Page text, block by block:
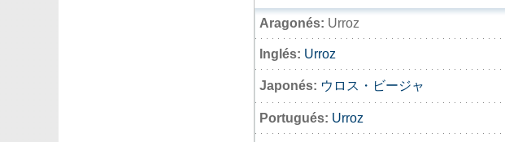
Aragonés: Urroz
Inglés: Urroz
Japonés: ウロス・ビージャ
Portugués: Urroz